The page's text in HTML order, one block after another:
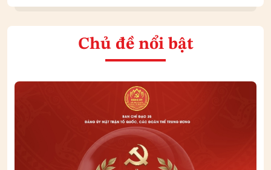
Chủ đề nổi bật